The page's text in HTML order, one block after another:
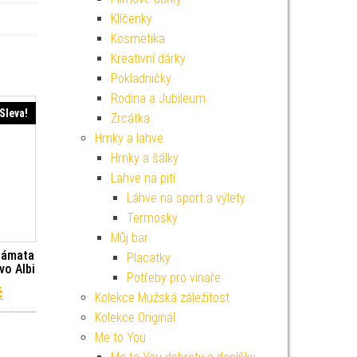
Sleva!
Albi
cena byla: 1 099 Kč.
Aktuální cena je: 989 Kč.
Klíčenky
Kosmetika
Kreativní dárky
Pokladničky
Rodina a Jubileum
Zrcátka
Hrnky a lahve
Hrnky a šálky
Lahve na pití
Láhve na sport a výlety
Termosky
Můj bar
Placatky
Potřeby pro vinaře
Kolekce Mužská záležitost
Kolekce Originál
Me to You